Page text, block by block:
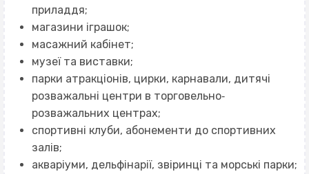
приладдя;
магазини іграшок;
масажний кабінет;
музеї та виставки;
парки атракціонів, цирки, карнавали, дитячі
розважальні центри в торговельно‐
розважальних центрах;
спортивні клуби, абонементи до спортивних
залів;
акваріуми, дельфінарії, звіринці та морські парки;